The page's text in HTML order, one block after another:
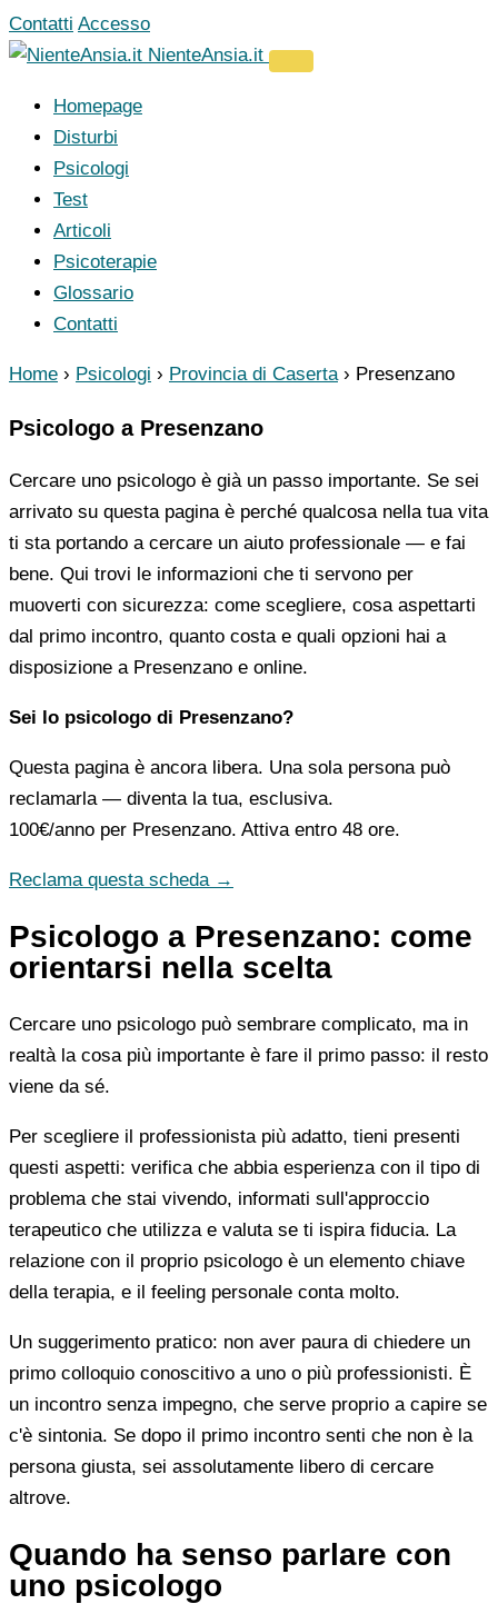
Vai
al
Contatti Accesso
NienteAnsia.it
Homepage
Disturbi
Psicologi
Test
Articoli
Psicoterapie
Glossario
Contatti
Home › Psicologi › Provincia di Caserta › Presenzano
Psicologo a Presenzano
Cercare uno psicologo è già un passo importante. Se sei
arrivato su questa pagina è perché qualcosa nella tua vita
ti sta portando a cercare un aiuto professionale — e fai
bene. Qui trovi le informazioni che ti servono per
muoverti con sicurezza: come scegliere, cosa aspettarti
dal primo incontro, quanto costa e quali opzioni hai a
disposizione a Presenzano e online.
Sei lo psicologo di Presenzano?
Questa pagina è ancora libera. Una sola persona può
reclamarla — diventa la tua, esclusiva.
100€/anno per Presenzano. Attiva entro 48 ore.
Reclama questa scheda →
Psicologo a Presenzano: come
orientarsi nella scelta
Cercare uno psicologo può sembrare complicato, ma in
realtà la cosa più importante è fare il primo passo: il resto
viene da sé.
Per scegliere il professionista più adatto, tieni presenti
questi aspetti: verifica che abbia esperienza con il tipo di
problema che stai vivendo, informati sull'approccio
terapeutico che utilizza e valuta se ti ispira fiducia. La
relazione con il proprio psicologo è un elemento chiave
della terapia, e il feeling personale conta molto.
Un suggerimento pratico: non aver paura di chiedere un
primo colloquio conoscitivo a uno o più professionisti. È
un incontro senza impegno, che serve proprio a capire se
c'è sintonia. Se dopo il primo incontro senti che non è la
persona giusta, sei assolutamente libero di cercare
altrove.
Quando ha senso parlare con
uno psicologo